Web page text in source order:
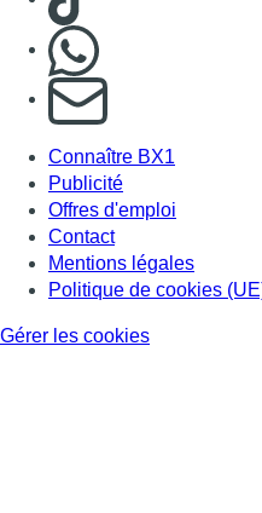
S'abonner à notre
Connaître BX1
Publicité
Offres d'emploi
Contact
Mentions légales
Politique de cookies
Gérer les cookies